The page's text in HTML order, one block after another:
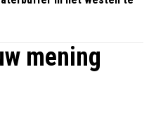
mening